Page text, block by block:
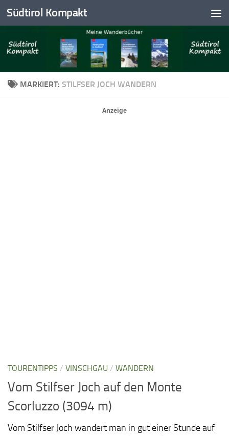
Skip to content
Südtirol Kompakt
MARKIERT: STILFSER JOCH WANDERN
Anzeige
TOURENTIPPS / VINSCHGAU / WANDERN
Vom Stilfser Joch auf den Monte
Scorluzzo (3094 m)
Vom Stilfser Joch wandert man in gut einer Stunde auf